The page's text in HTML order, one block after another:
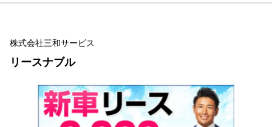
株式会社三和サービス
リースナブル